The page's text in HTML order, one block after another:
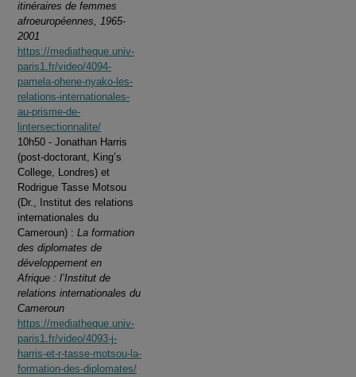
itinéraires de femmes
afroeuropéennes, 1965-
2001
https://mediatheque.univ-
paris1.fr/video/4094-
pamela-ohene-nyako-les-
relations-internationales-
au-prisme-de-
lintersectionnalite/
10h50 - Jonathan Harris
(post-doctorant, King’s
College, Londres) et
Rodrigue Tasse Motsou
(Dr., Institut des relations
internationales du
Cameroun) : La formation
des diplomates de
développement en
Afrique : l’Institut de
relations internationales du
Cameroun
https://mediatheque.univ-
paris1.fr/video/4093-j-
harris-et-r-tasse-motsou-la-
formation-des-diplomates/